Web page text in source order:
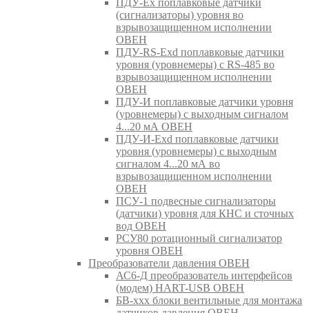
ПДУ-Ex поплавковые датчики
(сигнализаторы) уровня во
взрывозащищенном исполнении
ОВЕН
ПДУ-RS-Exd поплавковые датчики
уровня (уровнемеры) с RS-485 во
взрывозащищенном исполнении
ОВЕН
ПДУ-И поплавковые датчики уровня
(уровнемеры) с выходным сигналом
4...20 мА ОВЕН
ПДУ-И-Exd поплавковые датчики
уровня (уровнемеры) с выходным
сигналом 4...20 мА во
взрывозащищенном исполнении
ОВЕН
ПСУ-1 подвесные сигнализаторы
(датчики) уровня для КНС и сточных
вод ОВЕН
РСУ80 ротационный сигнализатор
уровня ОВЕН
Преобразователи давления ОВЕН
АС6-Д преобразователь интерфейсов
(модем) HART-USB ОВЕН
БВ-ххх блоки вентильные для монтажа